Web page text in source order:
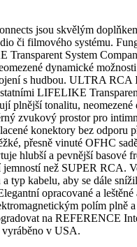
jsou skvělým
či filmového systému.
Transparent System
dynamické
s hudbou. ULTRA RCA
LIFELIKE
plnější tonalitu, neomezené
zvukový prostor pro
konektory bez odporu
přesně vinuté OFHC
hlubší a pevnější basové
jemností než SUPER RCA.
typ kabelu, aby se dále
opracované a
polím plně
na REFERENCE
vyráběno v USA.